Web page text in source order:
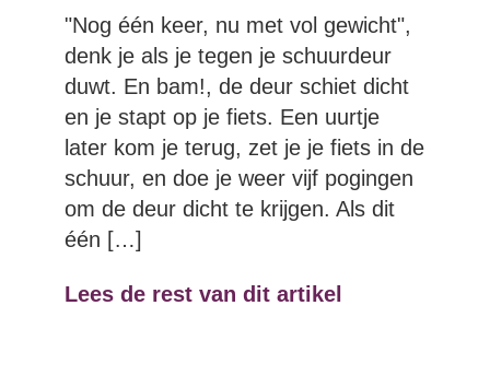
"Nog één keer, nu met vol gewicht",
denk je als je tegen je schuurdeur
duwt. En bam!, de deur schiet dicht
en je stapt op je fiets. Een uurtje
later kom je terug, zet je je fiets in de
schuur, en doe je weer vijf pogingen
om de deur dicht te krijgen. Als dit
één […]
Lees de rest van dit artikel